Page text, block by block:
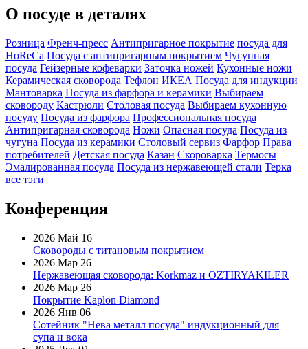
О посуде в деталях
Розница Френч-пресс Антипригарное покрытие посуда для
HoReCa Посуда с антипригарным покрытием Чугунная
посуда Гейзерные кофеварки Заточка ножей Кухонные ножи
Керамическая сковорода Тефлон ИКЕА Посуда для индукции
Мантоварка Посуда из фарфора и керамики Выбираем
сковороду Кастрюли Столовая посуда Выбираем кухонную
посуду Посуда из фарфора Профессиональная посуда
Антипригарная сковорода Ножи Опасная посуда Посуда из
чугуна Посуда из керамики Столовый сервиз Фарфор Права
потребителей Детская посуда Казан Скороварка Термосы
Эмалированная посуда Посуда из нержавеющей стали Терка
все тэги
Конференция
2026 Май 16
Сковороды с титановым покрытием
2026 Мар 26
Нержавеющая сковорода: Korkmaz и OZTIRYAKILER
2026 Мар 26
Покрытие Kaplon Diamond
2026 Янв 06
Сотейник "Нева металл посуда" индукционный для
супа и вока